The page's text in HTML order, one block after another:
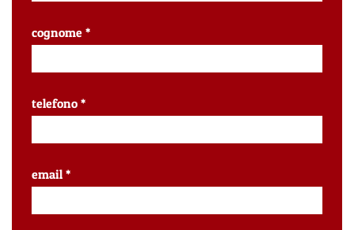
cognome *
telefono *
email *